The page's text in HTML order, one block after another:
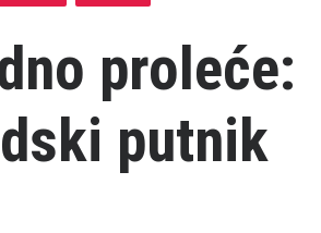
proleće:
putnik